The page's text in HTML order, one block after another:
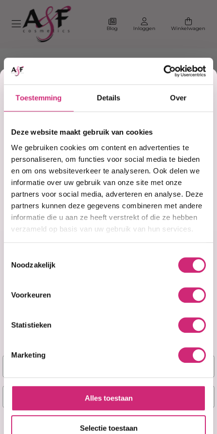
Toestemming Details Over
Deze website maakt gebruik van cookies
We gebruiken cookies om content en advertenties te
personaliseren, om functies voor social media te bieden
en om ons websiteverkeer te analyseren. Ook delen we
informatie over uw gebruik van onze site met onze
partners voor social media, adverteren en analyse. Deze
partners kunnen deze gegevens combineren met andere
informatie die u aan ze heeft verstrekt of die ze hebben
verzameld op basis van uw gebruik van hun services.
Noodzakelijk
Voorkeuren
Statistieken
Marketing
Alles toestaan
Selectie toestaan
Blog Inloggen Winkelwagen
Home
Producten getagd met
#Prestige
Filter Sorteer
Route in Google Maps
KVK: 27260426
Korting
op je
eerste
bestelling
Naam
E-mail
Ja, stuur mij mijn 5% korting!